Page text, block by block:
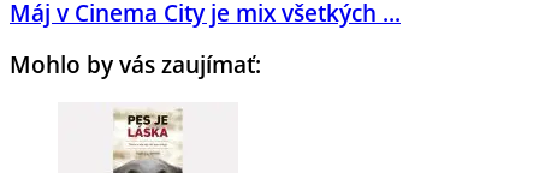
Máj v Cinema City je mix všetkých ...
Mohlo by vás zaujímať: